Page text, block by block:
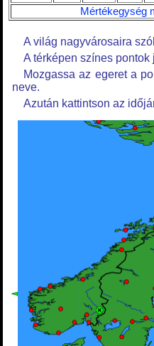
Mértékegység
A világ nagyvárosaira
A térképen színes
Mozgassa az egeret a
neve.
Azután kattintson az